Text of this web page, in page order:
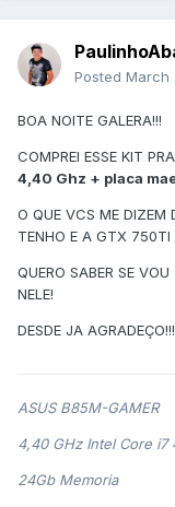
Posted March
BOA NOITE GALERA!!!
COMPREI ESSE KIT
4,40 Ghz + placa
O QUE VCS ME DIZEM
TENHO E A GTX 750TI
QUERO SABER SE
NELE!
DESDE JA AGRADEÇO!!!
ASUS B85M-GAMER
4,40 GHz Intel Core i7
24Gb Memoria